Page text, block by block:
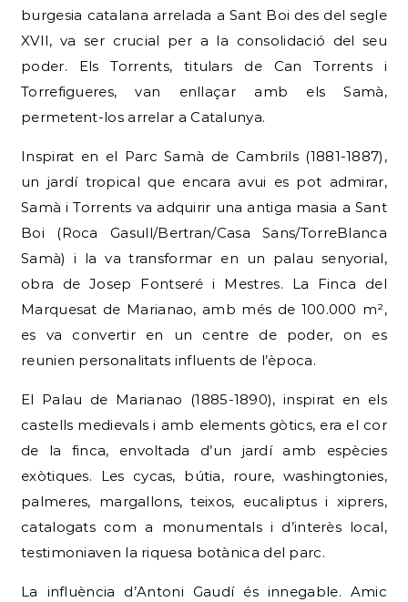
burgesia catalana arrelada a Sant Boi des del segle
XVII, va ser crucial per a la consolidació del seu
poder. Els Torrents, titulars de Can Torrents i
Torrefigueres, van enllaçar amb els Samà,
permetent-los arrelar a Catalunya.
Inspirat en el Parc Samà de Cambrils (1881-1887),
un jardí tropical que encara avui es pot admirar,
Samà i Torrents va adquirir una antiga masia a Sant
Boi (Roca Gasull/Bertran/Casa Sans/TorreBlanca
Samà) i la va transformar en un palau senyorial,
obra de Josep Fontseré i Mestres. La Finca del
Marquesat de Marianao, amb més de 100.000 m²,
es va convertir en un centre de poder, on es
reunien personalitats influents de l’època.
El Palau de Marianao (1885-1890), inspirat en els
castells medievals i amb elements gòtics, era el cor
de la finca, envoltada d’un jardí amb espècies
exòtiques. Les cycas, bútia, roure, washingtonies,
palmeres, margallons, teixos, eucaliptus i xiprers,
catalogats com a monumentals i d’interès local,
testimoniaven la riquesa botànica del parc.
La influència d’Antoni Gaudí és innegable. Amic